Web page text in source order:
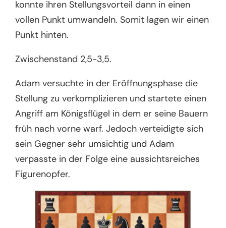
konnte ihren Stellungsvorteil dann in einen
vollen Punkt umwandeln. Somit lagen wir einen
Punkt hinten.
Zwischenstand 2,5-3,5.
Adam versuchte in der Eröffnungsphase die
Stellung zu verkomplizieren und startete einen
Angriff am Königsflügel in dem er seine Bauern
früh nach vorne warf. Jedoch verteidigte sich
sein Gegner sehr umsichtig und Adam
verpasste in der Folge eine aussichtsreiches
Figurenopfer.